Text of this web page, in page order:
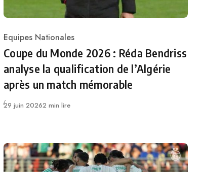
Category
Equipes Nationales
Coupe du Monde 2026 : Réda Bendriss
analyse la qualification de l’Algérie
après un match mémorable
Publié
29 juin 20262 min lire